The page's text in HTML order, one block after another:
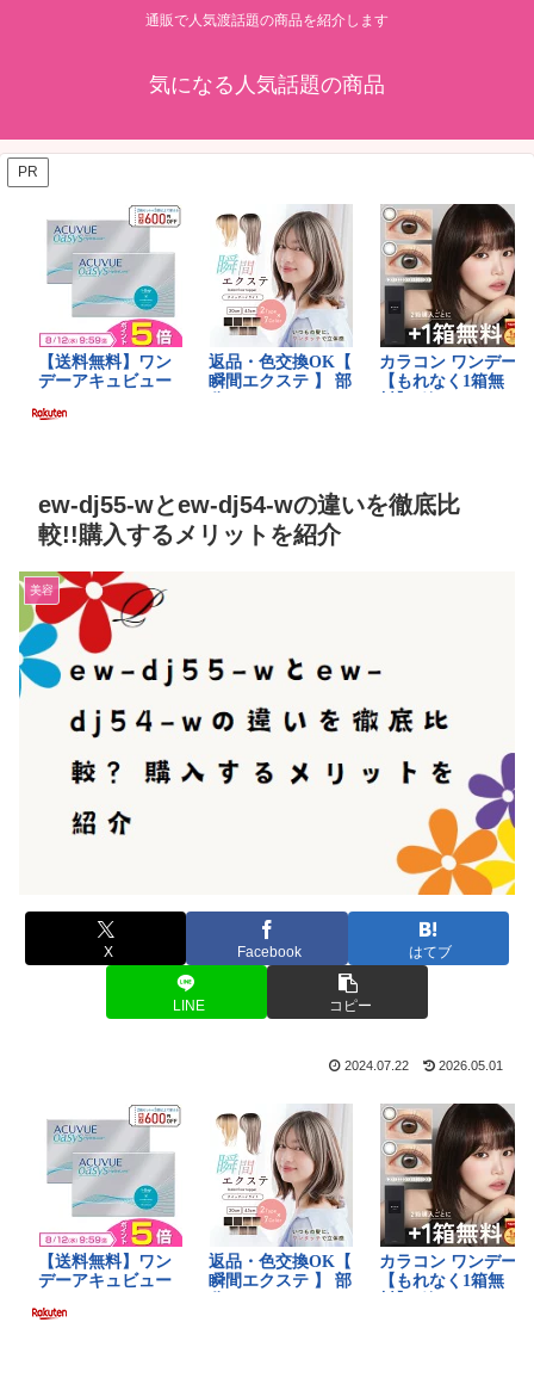
通販で人気渡話題の商品を紹介します
気になる人気話題の商品
PR
ew-dj55-wとew-dj54-wの違いを徹底比
較!!購入するメリットを紹介
美容
X Facebook はてブ
LINE コピー
2024.07.22 2026.05.01